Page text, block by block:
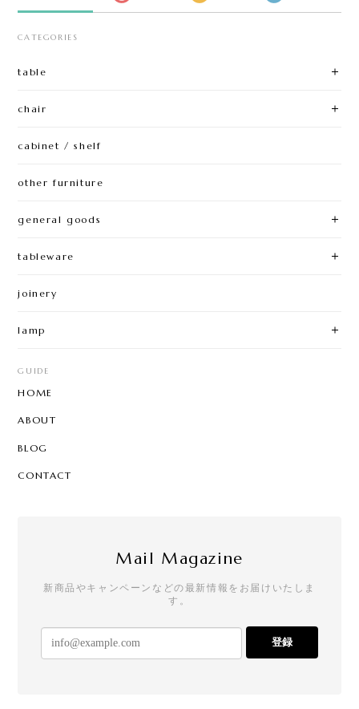
CATEGORIES
table
chair
cabinet / shelf
other furniture
general goods
tableware
joinery
lamp
GUIDE
HOME
ABOUT
BLOG
CONTACT
Mail Magazine
新商品やキャンペーンなどの最新情報をお届けいたしま
す。
登録